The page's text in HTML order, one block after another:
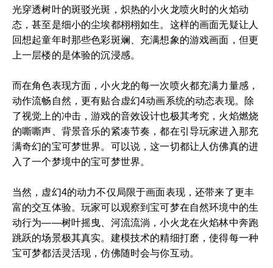
光穿透树叶的斑驳光斑，炽热的小火龙喷火时的火焰动
态，甚至是细小的尘埃都栩栩如生。这样的画面无疑让人
回想起童年时那些色彩斑斓、充满想象的游戏画面，但更
上一层楼的是体验的沉浸感。
而在角色表现方面，小火龙的每一次喷火都充满力量感，
动作流畅自然，更有贴合虚幻4动画系统的动态表现。除
了视觉上的冲击，游戏的音效设计也极其考究，火焰燃烧
的嘶嘶声、背景音乐的紧凑节奏，都在引导玩家进入那充
满奇幻的宝可梦世界。可以说，这一切都让人仿佛真的进
入了一个梦境中的宝可梦世界。
当然，虚幻4的动力不仅局限于画面表现，还带来了更丰
富的交互体验。玩家可以观察到宝可梦在自然环境中的生
动行为——树叶摇曳、河流流淌，小火龙在火焰林中奔跑
跳跃的场景极其真实。建模技术的精细打磨，使得每一种
宝可梦都活灵活现，仿佛随时会与你互动。